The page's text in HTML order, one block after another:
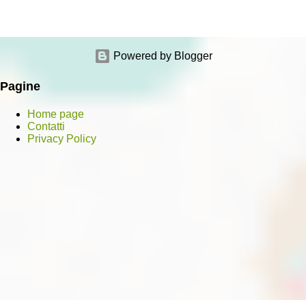
Powered by Blogger
Pagine
Home page
Contatti
Privacy Policy